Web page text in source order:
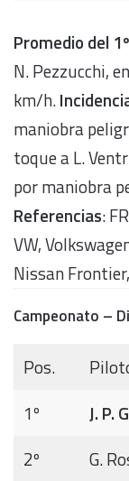
Promedio del 1º
N. Pezzucchi,
km/h.
maniobra
toque a L.
por maniobra
Referencias:
VW,
Nissan
Campeonato –
Pos.
1º
J. P.
2º
G.